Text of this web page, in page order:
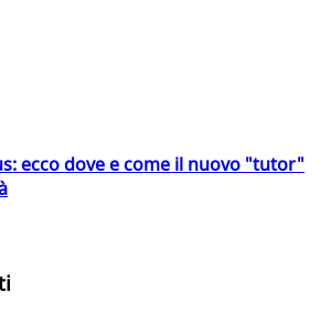
ecco dove e come il nuovo "tutor"